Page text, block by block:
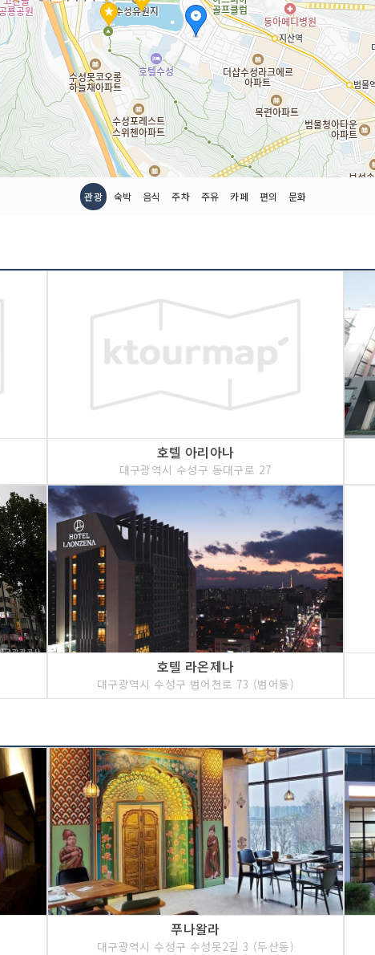
관광 숙박 음식 주차 주유 카페 편의 문화
호텔 아리아나
대구광역시 수성구 동대구로 27
호텔 라온제나
대구광역시 수성구 범어천로 73 (범어동)
푸나왈라
대구광역시 수성구 수성못2길 3 (두산동)